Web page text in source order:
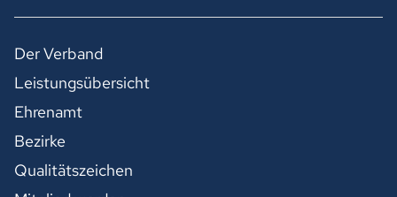
Der Verband
Leistungsübersicht
Ehrenamt
Bezirke
Qualitätszeichen